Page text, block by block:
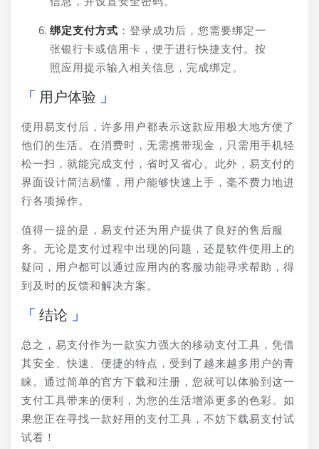
绑定支付方式 ：登录成功后，您需要绑定一
张银行卡或信用卡，便于进行快捷支付。按
照应用提示输入相关信息，完成绑定。
用户体验
使用易支付后，许多用户都表示这款应用极大地方便了
他们的生活。在消费时，无需携带现金，只需用手机轻
松一扫，就能完成支付，省时又省心。此外，易支付的
界面设计简洁易懂，用户能够快速上手，毫不费力地进
行各项操作。
值得一提的是，易支付还为用户提供了良好的售后服
务。无论是支付过程中出现的问题，还是软件使用上的
疑问，用户都可以通过应用内的客服功能寻求帮助，得
到及时的反馈和解决方案。
结论
总之，易支付作为一款实力强大的移动支付工具，凭借
其安全、快速、便捷的特点，受到了越来越多用户的青
睐。通过简单的官方下载和注册，您就可以体验到这一
支付工具带来的便利，为您的生活增添更多的色彩。如
果您正在寻找一款好用的支付工具，不妨下载易支付试
试看！